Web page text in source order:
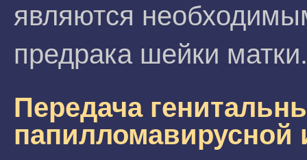
являются
предрака шейки матки.
Передача
папилломавирусной